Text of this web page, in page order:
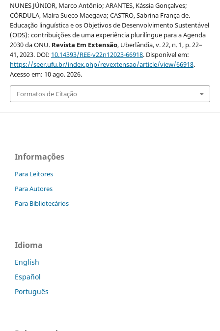
NUNES JÚNIOR, Marco Antônio; ARANTES, Kássia Gonçalves;
CÓRDULA, Maíra Sueco Maegava; CASTRO, Sabrina França de.
Educação linguística e os Objetivos de Desenvolvimento Sustentável
(ODS): contribuições de uma experiência plurilíngue para a Agenda
2030 da ONU. Revista Em Extensão, Uberlândia, v. 22, n. 1, p. 22–
41, 2023. DOI: 10.14393/REE-v22n12023-66918. Disponível em:
https://seer.ufu.br/index.php/revextensao/article/view/66918.
Acesso em: 10 ago. 2026.
Formatos de Citação
Informações
Para Leitores
Para Autores
Para Bibliotecários
Idioma
English
Español
Português